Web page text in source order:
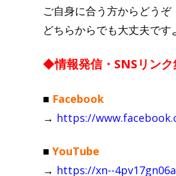
ご自身に合う方からどうぞ
どちらからでも大丈夫です
◆情報発信・SNSリン
■ Facebook
→ https://
■ YouTube
→ https://xn--